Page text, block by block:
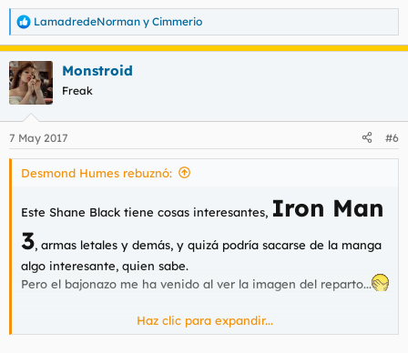
R
e
a
c
c
i
e
s
LamadredeNorman y Cimmerio
Monstroid
Freak
7 May 2017 #6
Desmond Humes rebuznó:
Este Shane Black tiene cosas interesantes, Iron Man
3, armas letales y demás, y quizá podría sacarse de la manga
algo interesante, quien sabe.
Pero el bajonazo me ha venido al ver la imagen del reparto...
Haz clic para expandir...